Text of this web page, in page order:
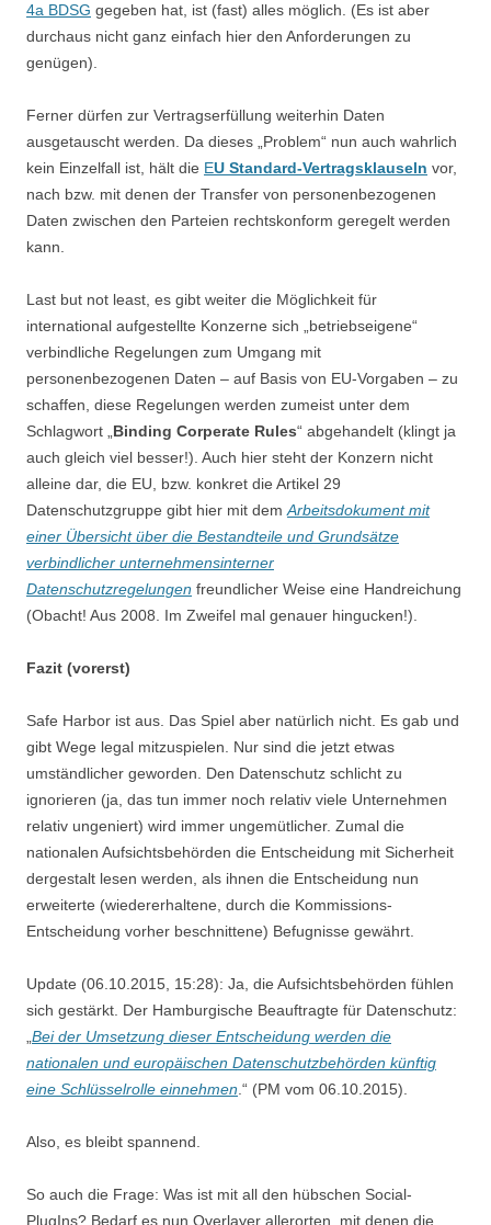
4a BDSG gegeben hat, ist (fast) alles möglich. (Es ist aber
durchaus nicht ganz einfach hier den Anforderungen zu
genügen).
Ferner dürfen zur Vertragserfüllung weiterhin Daten
ausgetauscht werden. Da dieses „Problem“ nun auch wahrlich
kein Einzelfall ist, hält die EU Standard-Vertragsklauseln vor,
nach bzw. mit denen der Transfer von personenbezogenen
Daten zwischen den Parteien rechtskonform geregelt werden
kann.
Last but not least, es gibt weiter die Möglichkeit für
international aufgestellte Konzerne sich „betriebseigene“
verbindliche Regelungen zum Umgang mit
personenbezogenen Daten – auf Basis von EU-Vorgaben – zu
schaffen, diese Regelungen werden zumeist unter dem
Schlagwort „ Binding Corperate Rules“ abgehandelt (klingt ja
auch gleich viel besser!). Auch hier steht der Konzern nicht
alleine dar, die EU, bzw. konkret die Artikel 29
Datenschutzgruppe gibt hier mit dem Arbeitsdokument mit
einer Übersicht über die Bestandteile und Grundsätze
verbindlicher unternehmensinterner
Datenschutzregelungen freundlicher Weise eine Handreichung
(Obacht! Aus 2008. Im Zweifel mal genauer hingucken!).
Fazit (vorerst)
Safe Harbor ist aus. Das Spiel aber natürlich nicht. Es gab und
gibt Wege legal mitzuspielen. Nur sind die jetzt etwas
umständlicher geworden. Den Datenschutz schlicht zu
ignorieren (ja, das tun immer noch relativ viele Unternehmen
relativ ungeniert) wird immer ungemütlicher. Zumal die
nationalen Aufsichtsbehörden die Entscheidung mit Sicherheit
dergestalt lesen werden, als ihnen die Entscheidung nun
erweiterte (wiedererhaltene, durch die Kommissions-
Entscheidung vorher beschnittene) Befugnisse gewährt.
Update (06.10.2015, 15:28): Ja, die Aufsichtsbehörden fühlen
sich gestärkt. Der Hamburgische Beauftragte für Datenschutz:
Bei der Umsetzung dieser Entscheidung werden die
nationalen und europäischen Datenschutzbehörden künftig
eine Schlüsselrolle einnehmen .“ (PM vom 06.10.2015).
Also, es bleibt spannend.
So auch die Frage: Was ist mit all den hübschen Social-
PlugIns? Bedarf es nun Overlayer allerorten, mit denen die